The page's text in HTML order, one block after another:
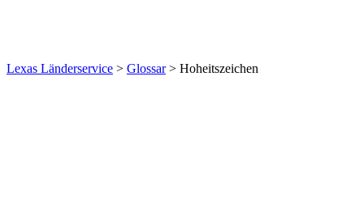
Lexas Länderservice > Glossar> Hoheitszeichen